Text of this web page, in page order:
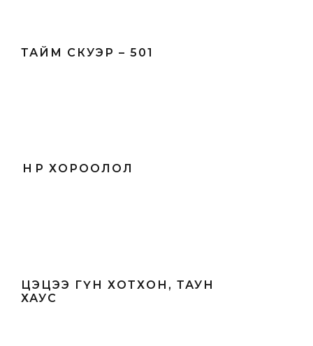
ТАЙМ СКУЭР – 501
ӨНӨР ХОРООЛОЛ
ЦЭЦЭЭ ГҮН ХОТХОН, ТАУН
ХАУС